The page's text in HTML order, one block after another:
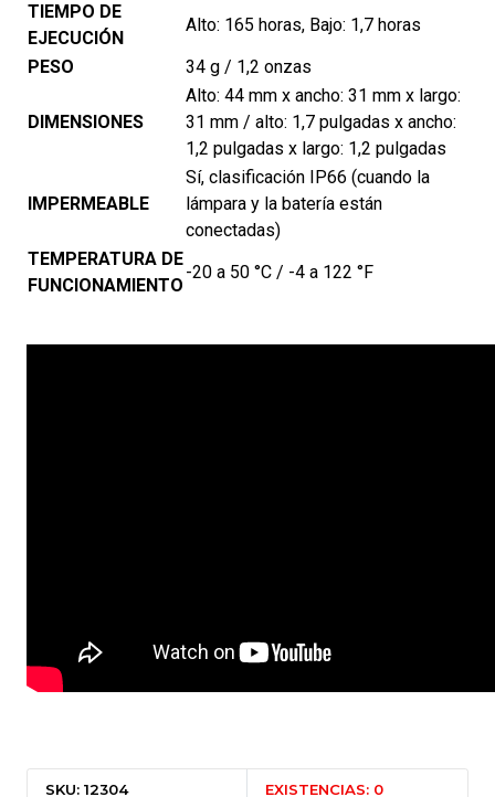
TIEMPO DE
EJECUCIÓN
Alto: 165 horas, Bajo: 1,7 horas
PESO
34 g / 1,2 onzas
DIMENSIONES
Alto: 44 mm x ancho: 31 mm x largo:
31 mm / alto: 1,7 pulgadas x ancho:
1,2 pulgadas x largo: 1,2 pulgadas
IMPERMEABLE
Sí, clasificación IP66 (cuando la
lámpara y la batería están
conectadas)
TEMPERATURA DE
FUNCIONAMIENTO
-20 a 50 °C / -4 a 122 °F
SKU: 12304 EXISTENCIAS: 0